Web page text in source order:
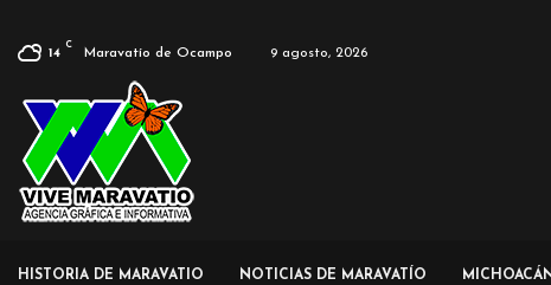
14
C
Maravatío de Ocampo 9 agosto, 2026
HISTORIA DE MARAVATIO NOTICIAS DE MARAVATÍO